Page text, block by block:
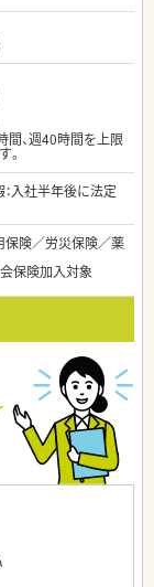
、週40時間を上限
。
入社半年後に法定
険／労災保険／薬
保険加入対象